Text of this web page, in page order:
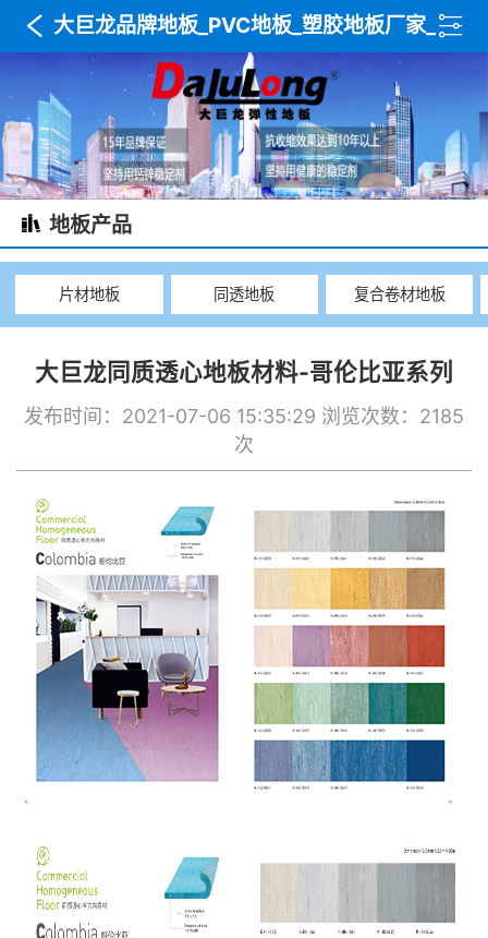
大巨龙品牌地板_PVC地板_塑胶地板厂家_
木纹地板_复合卷材地板_武汉达利美建材
地板产品
片材地板 同透地板 复合卷材地板
大巨龙同质透心地板材料-哥伦比亚系列
发布时间：2021-07-06 15:35:29 浏览次数：2185
次